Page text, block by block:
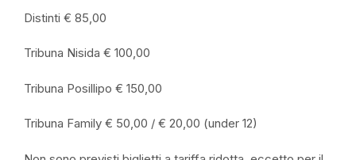
Distinti € 85,00
Tribuna Nisida € 100,00
Tribuna Posillipo € 150,00
Tribuna Family € 50,00 / € 20,00 (under 12)